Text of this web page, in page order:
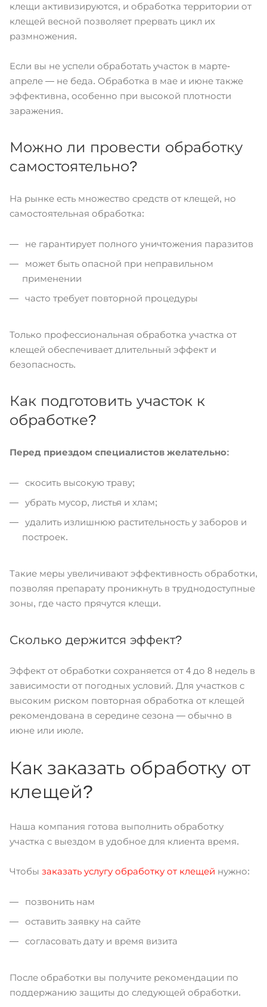
клещи активизируются, и обработка территории от
клещей весной позволяет прервать цикл их
размножения.
Если вы не успели обработать участок в марте-
апреле — не беда. Обработка в мае и июне также
эффективна, особенно при высокой плотности
заражения.
Можно ли провести обработку
самостоятельно?
На рынке есть множество средств от клещей, но
самостоятельная обработка:
не гарантирует полного уничтожения паразитов
может быть опасной при неправильном
применении
часто требует повторной процедуры
Только профессиональная обработка участка от
клещей обеспечивает длительный эффект и
безопасность.
Как подготовить участок к
обработке?
Перед приездом специалистов желательно:
скосить высокую траву;
убрать мусор, листья и хлам;
удалить излишнюю растительность у заборов и
построек.
Такие меры увеличивают эффективность обработки,
позволяя препарату проникнуть в труднодоступные
зоны, где часто прячутся клещи.
Сколько держится эффект?
Эффект от обработки сохраняется от 4 до 8 недель в
зависимости от погодных условий. Для участков с
высоким риском повторная обработка от клещей
рекомендована в середине сезона — обычно в
июне или июле.
Как заказать обработку от
клещей?
Наша компания готова выполнить обработку
участка с выездом в удобное для клиента время.
Чтобы заказать услугу обработку от клещей нужно:
позвонить нам
оставить заявку на сайте
согласовать дату и время визита
После обработки вы получите рекомендации по
поддержанию защиты до следующей обработки.